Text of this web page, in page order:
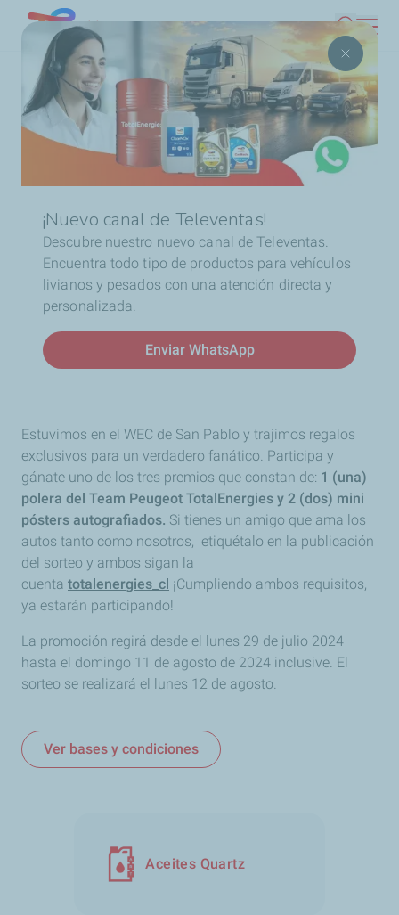
Pasar
al
contenido
principal
¡Nuevo canal de Televentas!
Descubre nuestro nuevo canal de Televentas.
Encuentra todo tipo de productos para vehículos
livianos y pesados con una atención directa y
personalizada.
Enviar WhatsApp
Chile
Buscar
Ruta
de
navegación
Inicio Promociones Gana una polera Team Peugeot
¡Llévate una polera Team
Peugeot y un set de mini
pósters autografiados!
Estuvimos en el WEC de San Pablo y trajimos regalos
exclusivos para un verdadero fanático. Participa y
gánate uno de los tres premios que constan de: 1 (una)
polera del Team Peugeot TotalEnergies y 2 (dos) mini
pósters autografiados. Si tienes un amigo que ama los
autos tanto como nosotros, etiquétalo en la publicación
del sorteo y ambos sigan la
cuenta totalenergies_cl ¡Cumpliendo ambos requisitos,
ya estarán participando!
La promoción regirá desde el lunes 29 de julio 2024
hasta el domingo 11 de agosto de 2024 inclusive. El
sorteo se realizará el lunes 12 de agosto.
Ver bases y condiciones
Aceites Quartz